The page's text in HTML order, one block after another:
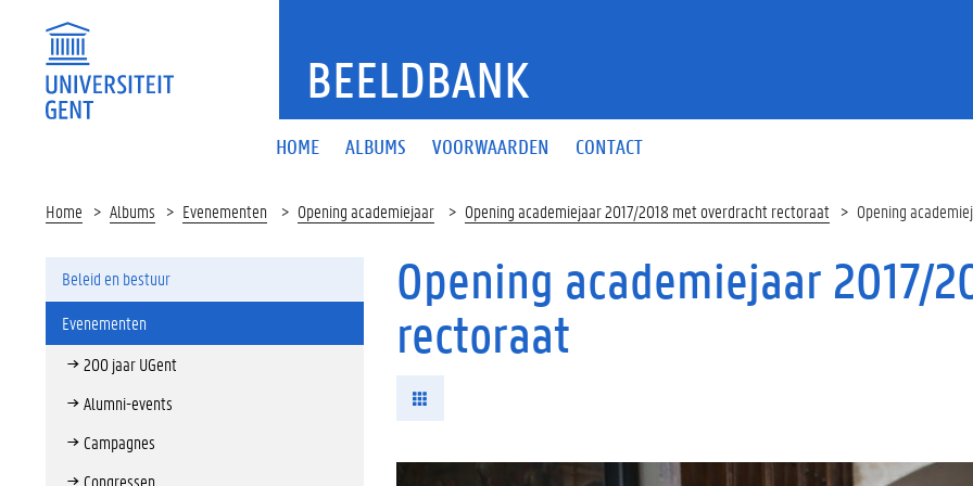
BEELDBANK
HOME ALBUMS VOORWAARDEN CONTACT
Home Albums Evenementen Opening academiejaar Opening academiejaar 2017/2018 met overdracht rectoraat Opening
Beleid en bestuur
Evenementen
200 jaar UGent
Alumni-events
Campagnes
Congressen
Opening academiejaar 2017/
rectoraat